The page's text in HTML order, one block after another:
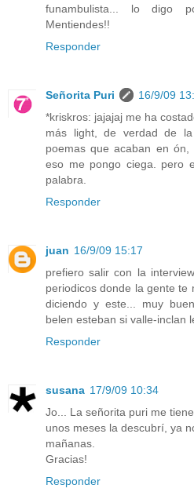
funambulista... lo digo
Mentiendes!!
Responder
Señorita Puri
16/9/09
*kriskros: jajajaj me ha
más light, de verdad de
poemas que acaban en
eso me pongo ciega. pero
palabra.
Responder
juan 16/9/09 15:17
prefiero salir con la
periodicos donde la gente te
diciendo y este... muy
belen esteban si valle-inclan
Responder
susana 17/9/09 10:34
Jo... La señorita puri me
unos meses la descubrí, ya
mañanas.
Gracias!
Responder